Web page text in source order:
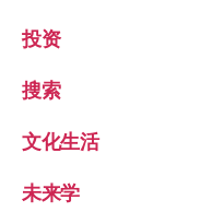
投资
搜索
文化生活
未来学